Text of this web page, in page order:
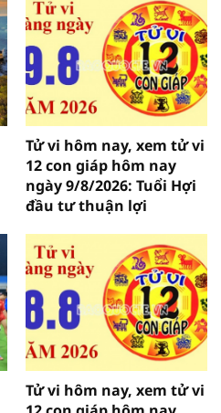
Tử vi hôm nay, xem tử vi
12 con giáp hôm nay
ngày 9/8/2026: Tuổi Hợi
đầu tư thuận lợi
Tử vi hôm nay, xem tử vi